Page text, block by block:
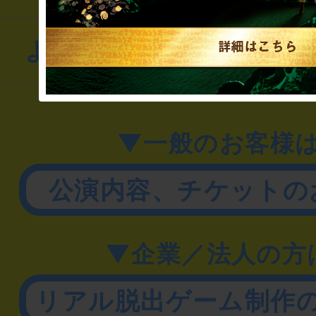
よくあるお問い合わせ
▼一般のお客様
公演内容、チケット
▼企業／法人の方
リアル脱出ゲーム制作